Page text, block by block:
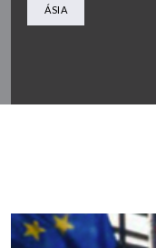
ÁSIA